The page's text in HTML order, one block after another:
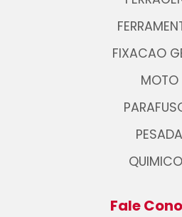
FIXACAO
MOTO
PESADA
Fale